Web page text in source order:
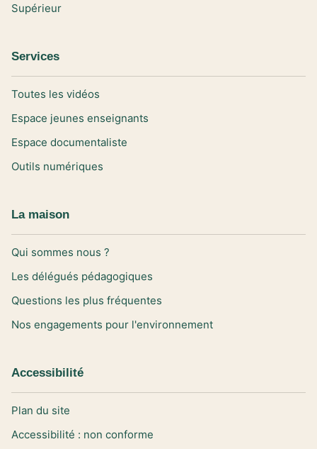
Supérieur
Services
Toutes les vidéos
Espace jeunes enseignants
Espace documentaliste
Outils numériques
La maison
Qui sommes nous ?
Les délégués pédagogiques
Questions les plus fréquentes
Nos engagements pour l'environnement
Accessibilité
Plan du site
Accessibilité : non conforme